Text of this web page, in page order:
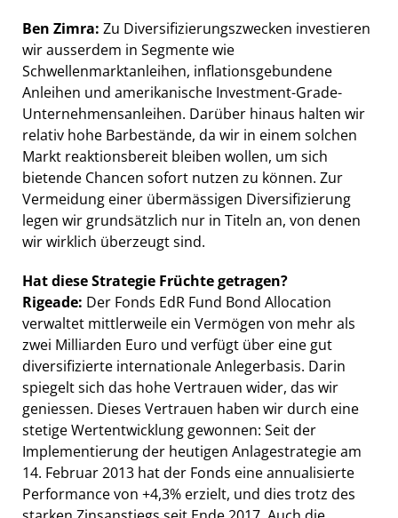
Ben Zimra: Zu Diversifizierungszwecken investieren
wir ausserdem in Segmente wie
Schwellenmarktanleihen, inflationsgebundene
Anleihen und amerikanische Investment-Grade-
Unternehmensanleihen. Darüber hinaus halten wir
relativ hohe Barbestände, da wir in einem solchen
Markt reaktionsbereit bleiben wollen, um sich
bietende Chancen sofort nutzen zu können. Zur
Vermeidung einer übermässigen Diversifizierung
legen wir grundsätzlich nur in Titeln an, von denen
wir wirklich überzeugt sind.
Hat diese Strategie Früchte getragen?
Rigeade: Der Fonds EdR Fund Bond Allocation
verwaltet mittlerweile ein Vermögen von mehr als
zwei Milliarden Euro und verfügt über eine gut
diversifizierte internationale Anlegerbasis. Darin
spiegelt sich das hohe Vertrauen wider, das wir
geniessen. Dieses Vertrauen haben wir durch eine
stetige Wertentwicklung gewonnen: Seit der
Implementierung der heutigen Anlagestrategie am
14. Februar 2013 hat der Fonds eine annualisierte
Performance von +4,3% erzielt, und dies trotz des